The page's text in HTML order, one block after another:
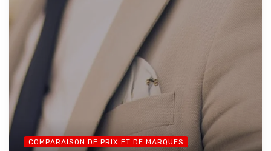
COMPARAISON DE PRIX ET DE MARQUES